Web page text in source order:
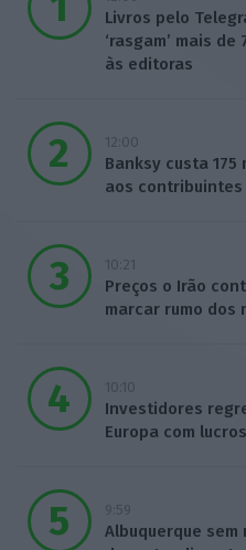
Livros pelo
‘rasgam’ mais de
às editoras
12:00
Banksy custa 175
aos
10:21
Preços o Irão
marcar rumo dos
10:10
Investidores
Europa com
9:59
Albuquerque sem